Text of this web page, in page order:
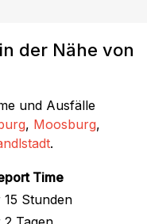
der Nähe von
und Ausfälle
, Moosburg,
.
Time
Stunden